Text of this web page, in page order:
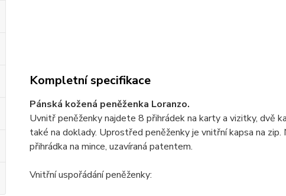
Kompletní specifikace
Pánská kožená peněženka Loranzo.
Uvnitř peněženky najdete 8 přihrádek na karty a vizitky, dvě
také na doklady. Uprostřed peněženky je vnitřní kapsa na
přihrádka na mince, uzavíraná patentem.
Vnitřní uspořádání peněženky: